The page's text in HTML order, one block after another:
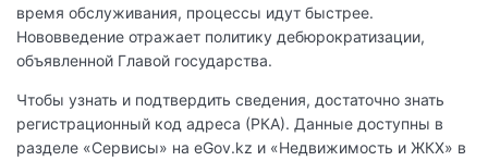
время обслуживания, процессы идут быстрее.
Нововведение отражает политику дебюрократизации,
объявленной Главой государства.
Чтобы узнать и подтвердить сведения, достаточно знать
регистрационный код адреса (РКА). Данные доступны в
разделе «Сервисы» на eGov.kz и «Недвижимость и ЖКХ» в